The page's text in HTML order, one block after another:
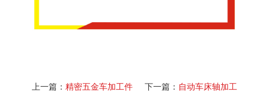
上一篇： 精密五金车加工件 下一篇： 自动车床轴加工